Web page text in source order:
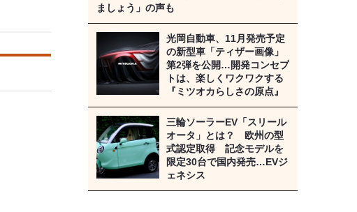
ましょう」の声も
光岡自動車、11月発売予定
の新型車「ティザー画像」
第2弾を公開…開発コンセプ
トは、楽しくワクワクする
『ミツオカらしさの原点』
三輪ソーラーEV「スリール
オータ」とは？ 欧州の型
式認定取得 記念モデルを
限定30台で国内発売…EVジ
ェネシス